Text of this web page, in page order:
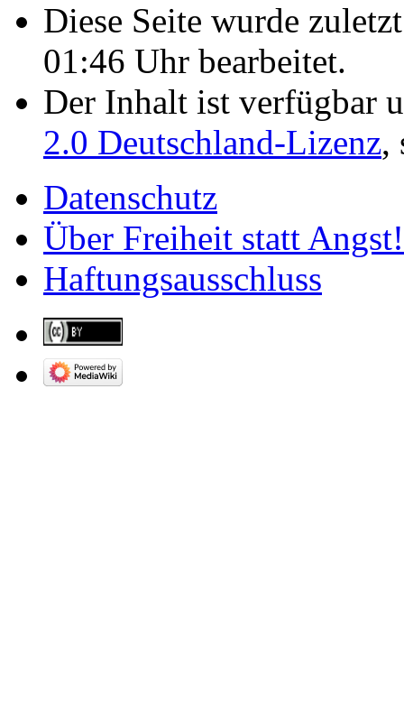
Diese Seite wurde
01:46 Uhr bearbeitet.
Der Inhalt ist verfügbar
2.0 Deutschland-Lizenz,
Datenschutz
Über Freiheit statt Angst!
Haftungsausschluss